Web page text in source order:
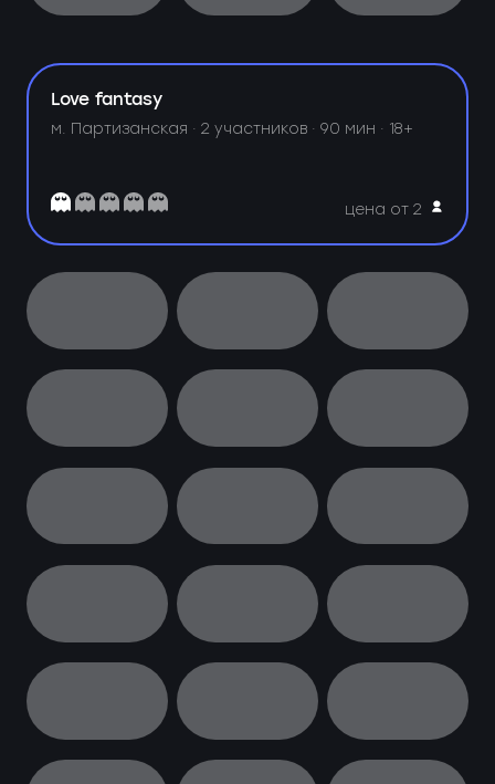
Love fantasy
м. Партизанская ·2 участников · 90 мин · 18+
цена от 2